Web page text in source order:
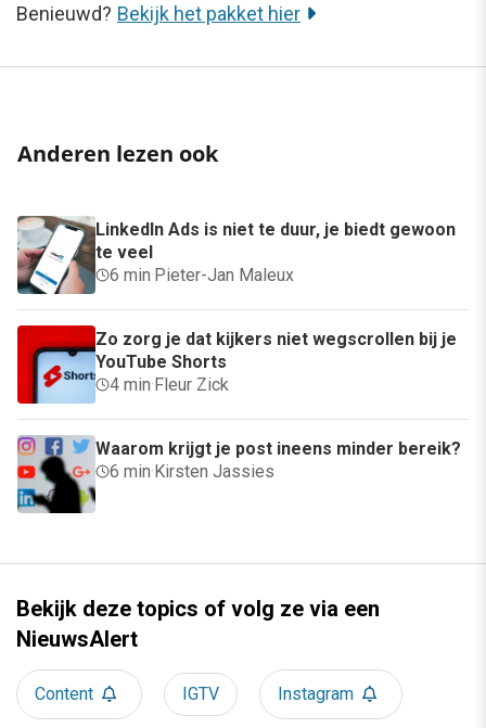
Benieuwd? Bekijk het pakket hier
Anderen lezen ook
LinkedIn Ads is niet te duur, je biedt gewoon
te veel
6 min·Pieter-Jan Maleux
Zo zorg je dat kijkers niet wegscrollen bij je
YouTube Shorts
4 min·Fleur Zick
Waarom krijgt je post ineens minder bereik?
6 min·Kirsten Jassies
Bekijk deze topics of volg ze via een
NieuwsAlert
Content IGTV Instagram